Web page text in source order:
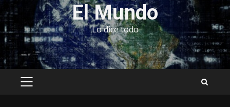
El Mundo
Lo dice todo
MENÚ